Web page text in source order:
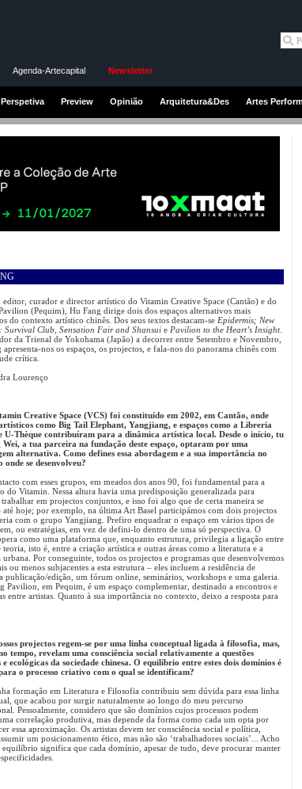
Agenda-Artecapital Newsletter
Perspetiva Preview Opinião Arquitetura&Des Artes
editor, curador e director artístico do Vitamin Creative Space (Cantão) e do
(Pequim), Hu Fang dirige dois dos espaços alternativos mais
do contexto artístico chinês. Dos seus textos destacam-se Epidermis; New
Survival Club, Sensation Fair and Shansui e Pavilion to the Heart’s Insight.
da Trienal de Yokohama (Japão) a decorrer entre Setembro e Novembro,
apresenta-nos os espaços, os projectos, e fala-nos do panorama chinês com
crítica.
Lourenço
Creative Space (VCS) foi constituído em 2002, em Cantão, onde
como Big Tail Elephant, Yangjiang, e espaços como a Libreria
U-Thèque contribuíram para a dinâmica artística local. Desde o início, tu
Wei, a tua parceira na fundação deste espaço, optaram por uma
alternativa. Como defines essa abordagem e a sua importância no
onde se desenvolveu?
com esses grupos, em meados dos anos 90, foi fundamental para a
do Vitamin. Nessa altura havia uma predisposição generalizada para
em projectos conjuntos, e isso foi algo que de certa maneira se
até hoje; por exemplo, na última Art Basel participámos com dois projectos
com o grupo Yangjiang. Prefiro enquadrar o espaço em vários tipos de
ou estratégias, em vez de defini-lo dentro de uma só perspectiva. O
como uma plataforma que, enquanto estrutura, privilegia a ligação entre
teoria, isto é, entre a criação artística e outras áreas como a literatura e a
urbana. Por conseguinte, todos os projectos e programas que desenvolvemos
ou menos subjacentes a esta estrutura – eles incluem a residência de
publicação/edição, um fórum online, seminários, workshops e uma galeria.
Pavilion, em Pequim, é um espaço complementar, destinado a encontros e
entre artistas. Quanto à sua importância no contexto, deixo a resposta para
projectos regem-se por uma linha conceptual ligada à filosofia, mas,
tempo, revelam uma consciência social relativamente a questões
e ecológicas da sociedade chinesa. O equilíbrio entre estes dois domínios é
o processo criativo com o qual se identificam?
formação em Literatura e Filosofia contribuiu sem dúvida para essa linha
que acabou por surgir naturalmente ao longo do meu percurso
Pessoalmente, considero que são domínios cujos processos podem
correlação produtiva, mas depende da forma como cada um opta por
essa aproximação. Os artistas devem ter consciência social e política,
um posicionamento ético, mas não são ‘trabalhadores sociais’... Acho
equilíbrio significa que cada domínio, apesar de tudo, deve procurar manter